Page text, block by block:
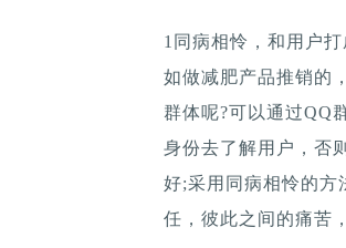
1同病相怜，和用户
如做减肥产品推销的
群体呢?可以通过QQ
身份去了解用户，否
好;采用同病相怜的方
任，彼此之间的痛苦